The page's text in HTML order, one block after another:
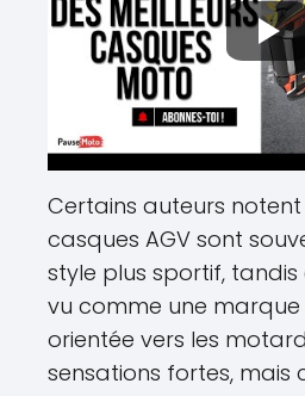
Certains auteurs notent
casques AGV sont
style plus sportif,
vu comme une
orientée vers les
sensations fortes, mais